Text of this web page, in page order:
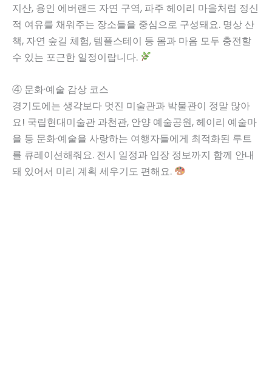
지산, 용인 에버랜드 자연 구역, 파주 헤이리 마을처럼 정신
적 여유를 채워주는 장소들을 중심으로 구성돼요. 명상 산
책, 자연 숲길 체험, 템플스테이 등 몸과 마음 모두 충전할
수 있는 포근한 일정이랍니다.
④ 문화·예술 감상 코스
경기도에는 생각보다 멋진 미술관과 박물관이 정말 많아
요! 국립현대미술관 과천관, 안양 예술공원, 헤이리 예술마
을 등 문화·예술을 사랑하는 여행자들에게 최적화된 루트
를 큐레이션해줘요. 전시 일정과 입장 정보까지 함께 안내
돼 있어서 미리 계획 세우기도 편해요.